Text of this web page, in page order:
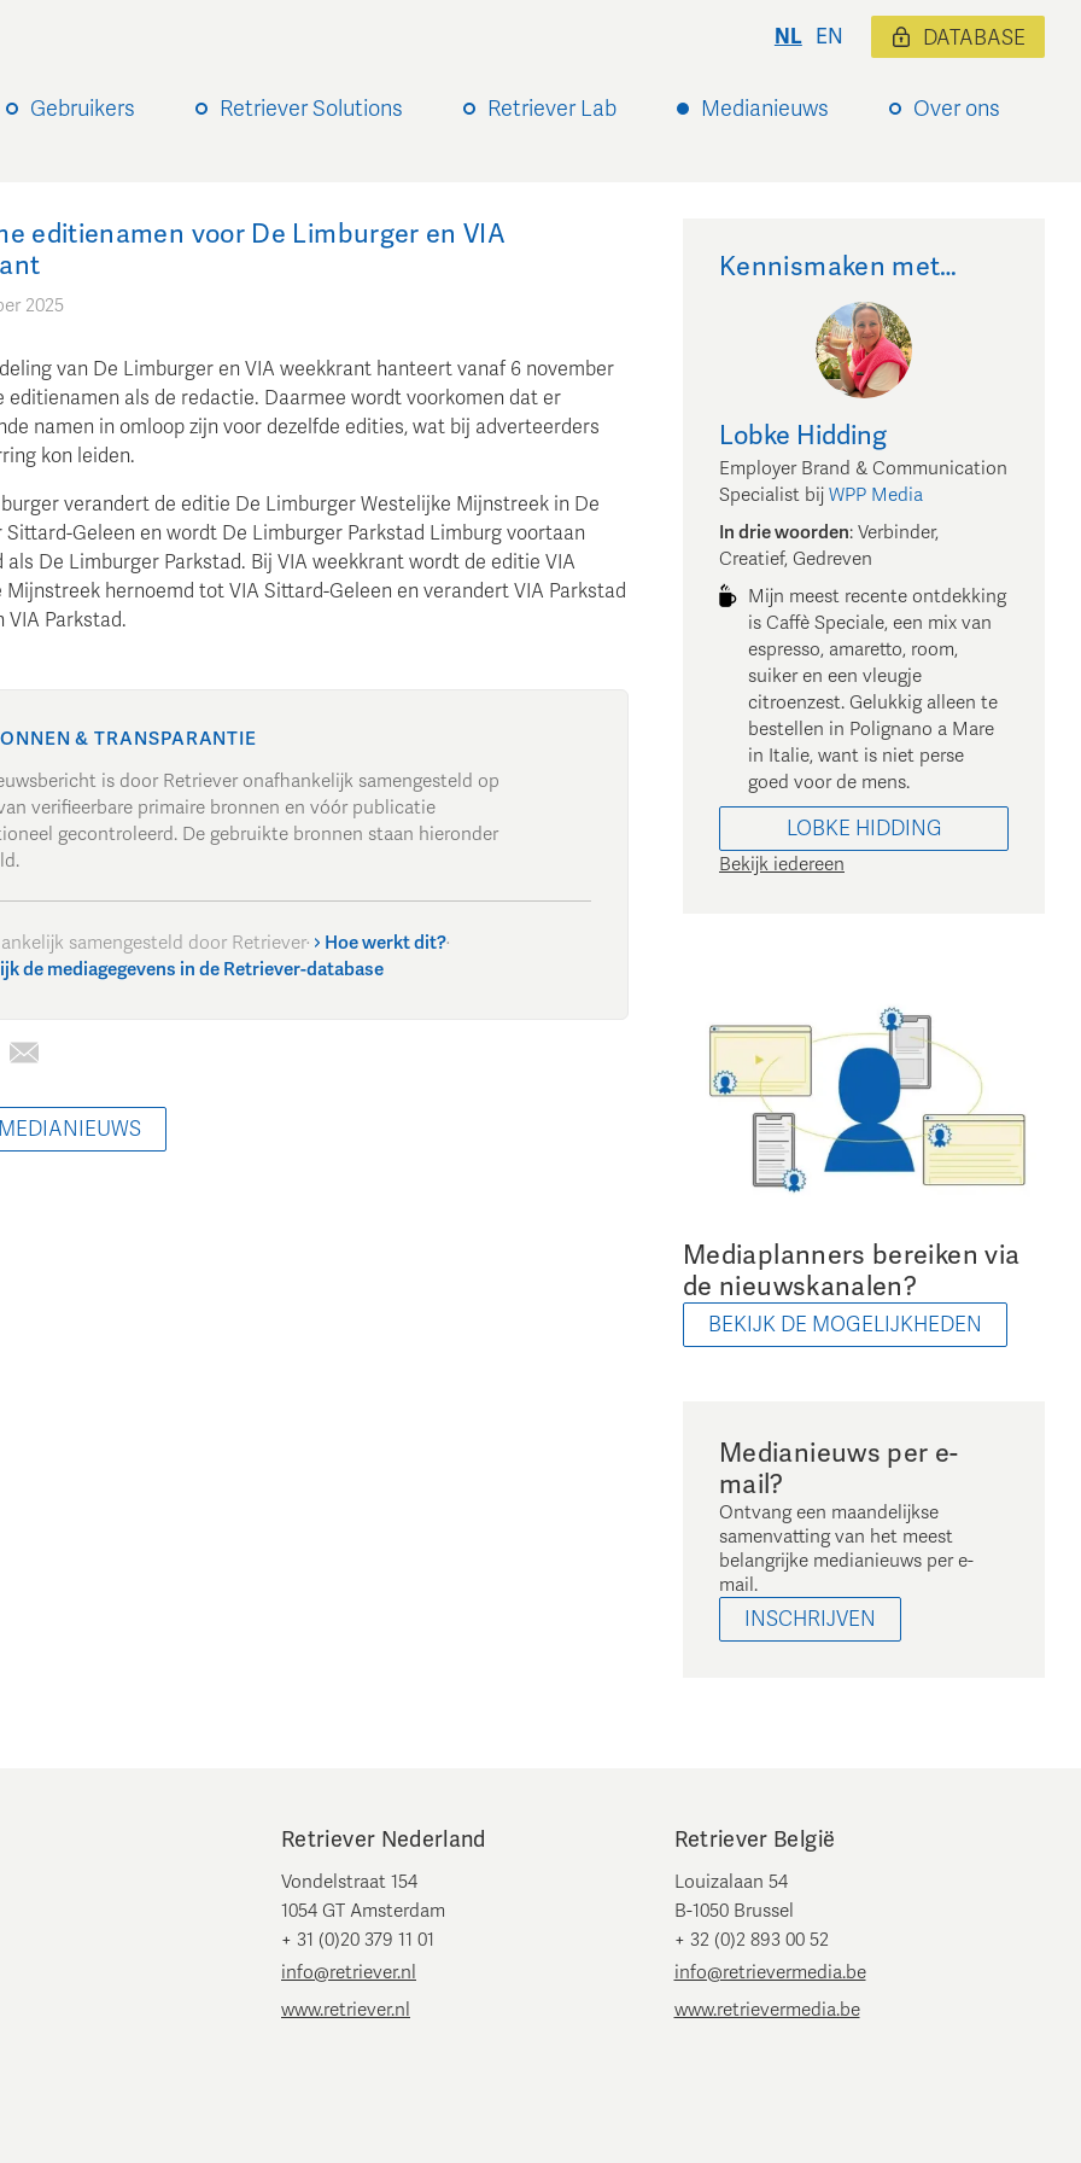
Gebruikers Retriever Solutions Retriever Lab Medianieuws Over ons
NL EN DATABASE
editienamen voor De Limburger en VIA
2025
van De Limburger en VIA weekkrant hanteert vanaf 6 november
editienamen als de redactie. Daarmee wordt voorkomen dat er
namen in omloop zijn voor dezelfde edities, wat bij adverteerders
kon leiden.
verandert de editie De Limburger Westelijke Mijnstreek in De
Sittard-Geleen en wordt De Limburger Parkstad Limburg voortaan
als De Limburger Parkstad. Bij VIA weekkrant wordt de editie VIA
Mijnstreek hernoemd tot VIA Sittard-Geleen en verandert VIA Parkstad
VIA Parkstad.
& TRANSPARANTIE
is door Retriever onafhankelijk samengesteld op
verifieerbare primaire bronnen en vóór publicatie
gecontroleerd. De gebruikte bronnen staan hieronder
samengesteld door Retriever· Hoe werkt dit?·
de mediagegevens in de Retriever-database
Kennismaken met…
Lobke Hidding
Employer Brand & Communication
Specialist bij WPP Media
In drie woorden: Verbinder,
Creatief, Gedreven
Mijn meest recente ontdekking
is Caffè Speciale, een mix van
espresso, amaretto, room,
suiker en een vleugje
citroenzest. Gelukkig alleen te
bestellen in Polignano a Mare
in Italie, want is niet perse
goed voor de mens.
LOBKE HIDDING
Bekijk iedereen
Mediaplanners bereiken via
de nieuwskanalen?
BEKIJK DE MOGELIJKHEDEN
Medianieuws per e-
mail?
Ontvang een maandelijkse
samenvatting van het meest
belangrijke medianieuws per e-
mail.
INSCHRIJVEN
Retriever Nederland
Vondelstraat 154
1054 GT Amsterdam
+ 31 (0)20 379 11 01
info@retriever.nl
www.retriever.nl
Retriever België
Louizalaan 54
B-1050 Brussel
+ 32 (0)2 893 00 52
info@retrievermedia.be
www.retrievermedia.be